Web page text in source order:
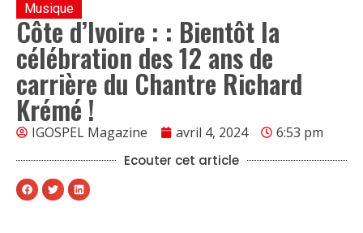
Musique
Côte d’Ivoire : : Bientôt la
célébration des 12 ans de
carrière du Chantre Richard
Krémé !
IGOSPEL Magazine avril 4, 2024 6:53 pm
Ecouter cet article